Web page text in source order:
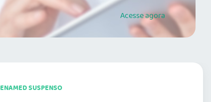
Acesseagora
ENAMED SUSPENSO